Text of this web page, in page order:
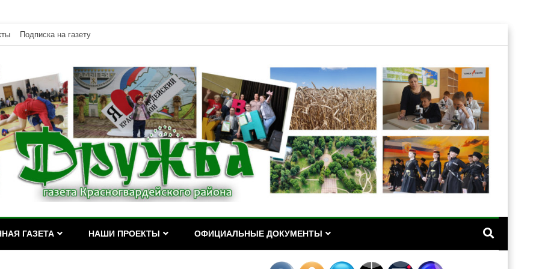
Подписка на газету
района РА
ГАЗЕТА НАШИ ПРОЕКТЫ ОФИЦИАЛЬНЫЕ ДОКУМЕНТЫ